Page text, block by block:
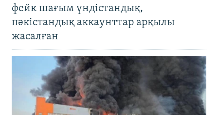
фейк шағым үндістандық,
пәкістандық аккаунттар арқылы
жасалған